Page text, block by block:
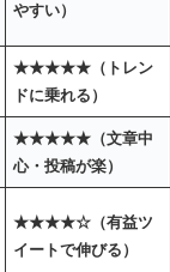
やすい）
★★★★★（トレン
ドに乗れる）
★★★★★（文章中
心・投稿が楽）
★★★★☆（有益ツ
イートで伸びる）